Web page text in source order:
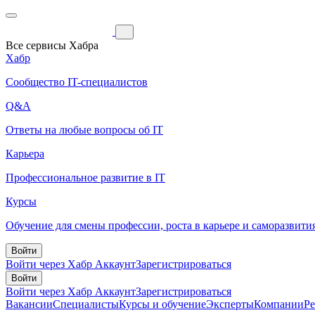
Все сервисы Хабра
Хабр
Сообщество IT-специалистов
Q&A
Ответы на любые вопросы об IT
Карьера
Профессиональное развитие в IT
Курсы
Обучение для смены профессии, роста в карьере и
Войти
Войти через Хабр АккаунтЗарегистрироваться
Войти
Войти через Хабр АккаунтЗарегистрироваться
ВакансииСпециалистыКурсы и обучениеЭкспертыКомпании